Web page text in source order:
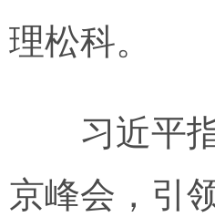
理松科。
习近平指
京峰会，引